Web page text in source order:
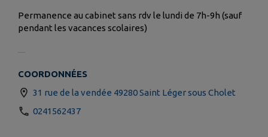
Permanence au cabinet sans rdv le lundi de 7h-9h (sauf
pendant les vacances scolaires)
COORDONNÉES
31 rue de la vendée 49280 Saint Léger sous Cholet
0241562437